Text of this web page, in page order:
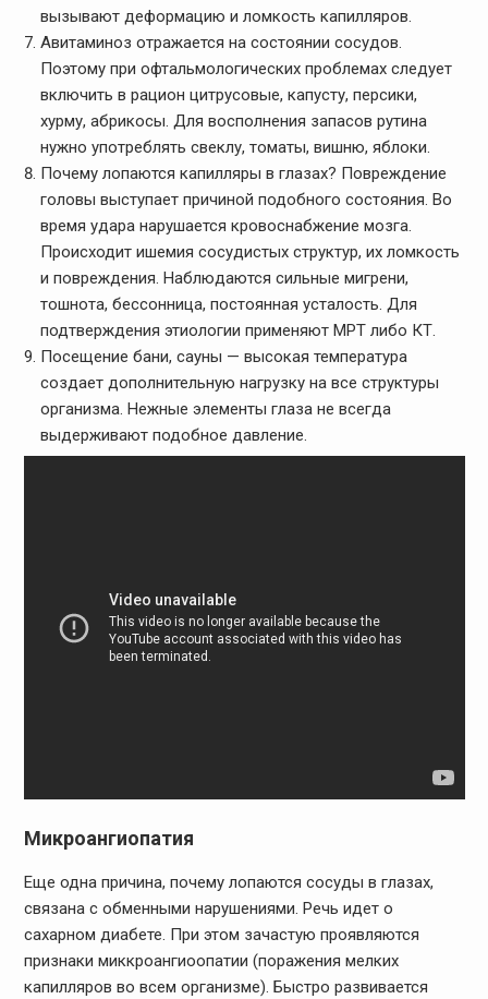
вызывают деформацию и ломкость капилляров.
Авитаминоз отражается на состоянии сосудов.
Поэтому при офтальмологических проблемах следует
включить в рацион цитрусовые, капусту, персики,
хурму, абрикосы. Для восполнения запасов рутина
нужно употреблять свеклу, томаты, вишню, яблоки.
Почему лопаются капилляры в глазах? Повреждение
головы выступает причиной подобного состояния. Во
время удара нарушается кровоснабжение мозга.
Происходит ишемия сосудистых структур, их ломкость
и повреждения. Наблюдаются сильные мигрени,
тошнота, бессонница, постоянная усталость. Для
подтверждения этиологии применяют МРТ либо КТ.
Посещение бани, сауны — высокая температура
создает дополнительную нагрузку на все структуры
организма. Нежные элементы глаза не всегда
выдерживают подобное давление.
Микроангиопатия
Еще одна причина, почему лопаются сосуды в глазах,
связана с обменными нарушениями. Речь идет о
сахарном диабете. При этом зачастую проявляются
признаки миккроангиоопатии (поражения мелких
капилляров во всем организме). Быстро развивается